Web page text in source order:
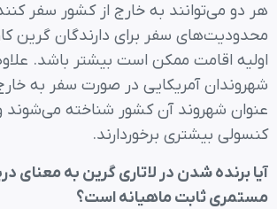
هر دو می‌توانند به خارج از کشور سفر
محدودیت‌های سفر برای دارندگان گرین
اولیه اقامت ممکن است بیشتر باشد.
شهروندان آمریکایی در صورت سفر به
عنوان شهروند آن کشور شناخته می‌شوند
کنسولی بیشتری برخوردارند.
آیا برنده شدن در لاتاری گرین به معنای
مستمری ثابت ماهیانه است؟